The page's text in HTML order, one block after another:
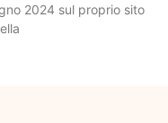
2024 sul proprio sito